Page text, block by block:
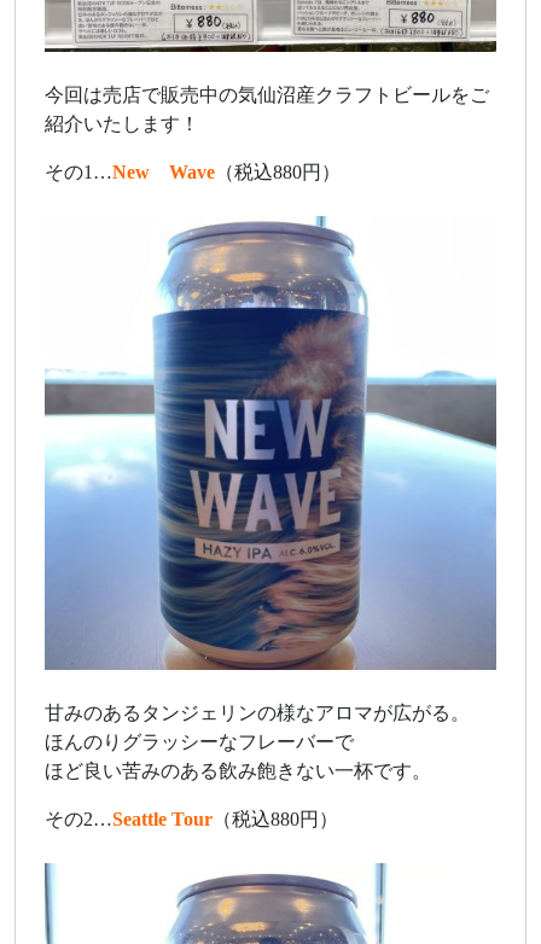
今回は売店で販売中の気仙沼産クラフトビールをご
紹介いたします！
その1…New Wave （税込880円）
甘みのあるタンジェリンの様なアロマが広がる。
ほんのりグラッシーなフレーバーで
ほど良い苦みのある飲み飽きない一杯です。
その2…Seattle Tour （税込880円）